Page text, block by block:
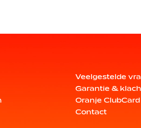
Veelgestelde
Garantie &
Oranje ClubCard
Contact